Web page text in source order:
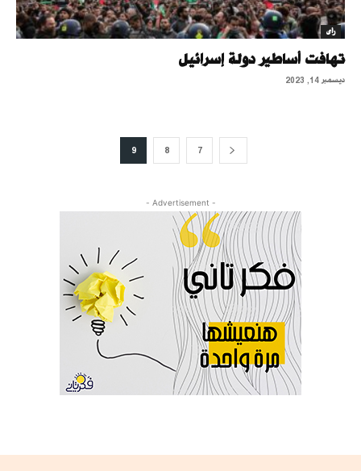
رأى
تهافت أساطير دولة إسرائيل
ديسمبر 14, 2023
7
8
9
- Advertisement -